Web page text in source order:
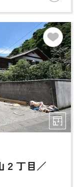
２丁目／